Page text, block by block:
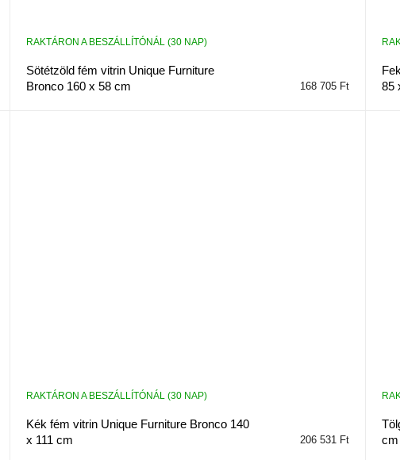
Sötétzöld fém vitrin Unique Furniture
Bronco 160 x 58 cm
RAKTÁRON A BESZÁLLÍTÓNÁL (30 NAP)
168 705 Ft
85
Kék fém vitrin Unique Furniture Bronco 140
x 111 cm
RAKTÁRON A BESZÁLLÍTÓNÁL (30 NAP)
206 531 Ft
cm